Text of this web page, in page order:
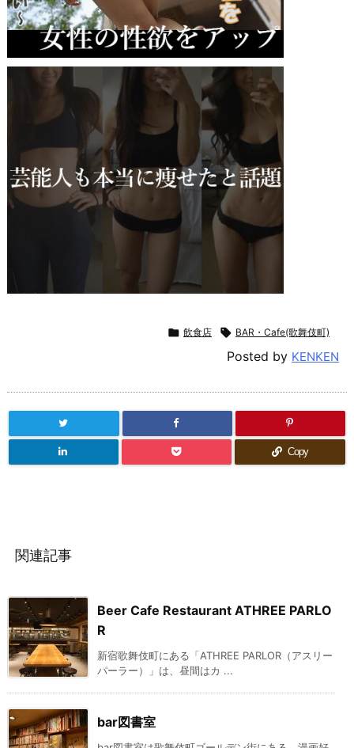
 飲食店  BAR・Cafe(歌舞伎町)
Posted by KENKEN
Copy
関連記事
Beer Cafe Restaurant ATHREE PARLO
R
新宿歌舞伎町にある「ATHREE PARLOR（アスリー
パーラー）」は、昼間はカ ...
bar図書室